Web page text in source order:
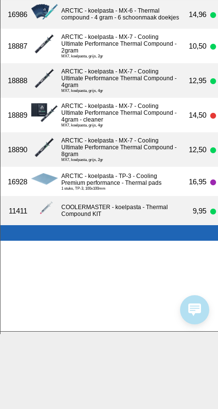
16986
ARCTIC - koelpasta - MX-6 - Thermal
compound - 4 gram - 6 schoonmaak doekjes
14,96
18887
ARCTIC - koelpasta - MX-7 - Cooling
Ultimate Performance Thermal Compound -
2gram
MX7, koelpasta, grijs, 2gr
10,50
18888
ARCTIC - koelpasta - MX-7 - Cooling
Ultimate Performance Thermal Compound -
4gram
MX7, koelpasta, grijs, 4gr
12,95
18889
ARCTIC - koelpasta - MX-7 - Cooling
Ultimate Performance Thermal Compound -
4gram - cleaner
MX7, koelpasta, grijs, 4gr
14,50
18890
ARCTIC - koelpasta - MX-7 - Cooling
Ultimate Performance Thermal Compound -
8gram
MX7, koelpasta, grijs, 2gr
12,50
16928
ARCTIC - koelpasta - TP-3 - Cooling
Premium performance - Thermal pads
1 stuks, TP-3, 100x100mm
16,95
11411
COOLERMASTER - koelpasta - Thermal
Compound KIT
9,95